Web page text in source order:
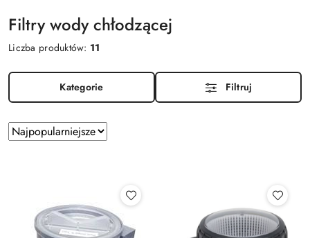
Filtry wody chłodzącej
Liczba produktów: 11
Kategorie Filtruj
Zastosowano
sortowanie:
Sortuj
według